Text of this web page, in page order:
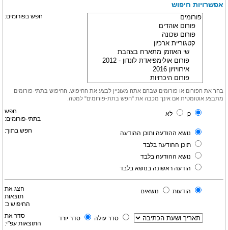
אפשרויות חיפוש
חפש בפורומים:
בחר את הפורום או פורומים שבהם אתה מעוניין לבצע את החיפוש. החיפוש בתתי-פורומים
מתבצע אוטומטית אם אינך מכבה את "חפש בתת-פורומים" למטה.
חפש
בתתי-פורומים:
כן לא
חפש בתוך:
נושא ההודעה ותוכן ההודעה
תוכן ההודעה בלבד
נושא ההודעה בלבד
הודעה ראשונה בנושא בלבד
הצג את
תוצאות
החיפוש כ:
הודעות נושאים
סדר את
התוצאות עפ"י:
סדר עולה סדר יורד